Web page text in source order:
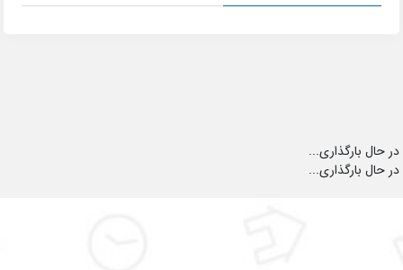
در حال بارگذاری...
در حال بارگذاری...